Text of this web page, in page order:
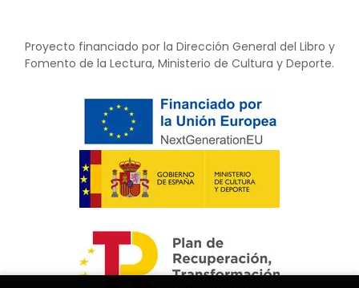
Proyecto financiado por la Dirección General del Libro y
Fomento de la Lectura, Ministerio de Cultura y Deporte.